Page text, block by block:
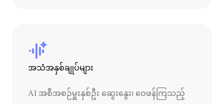
audio_magic_eraser
အသံအနှစ်ချုပ်များ
AI အစီအစဉ်မှူးနှစ်ဦး ဆွေးနွေး၊ ဝေဖန်ကြသည့်